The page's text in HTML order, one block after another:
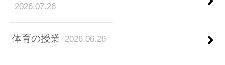
2026.07.26
体育の授業 2026.06.26